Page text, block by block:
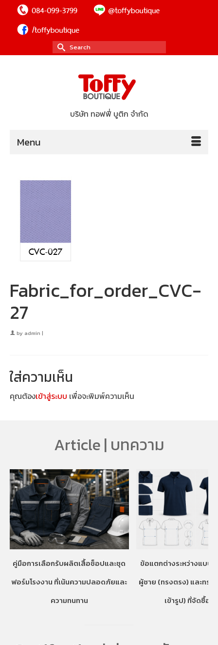
Search
for:
บริษัท ทอฟฟี่ บูติก จำกัด
Menu
Fabric_for_order_CVC-
27
by admin |
ใส่ความเห็น
คุณต้องเข้าสู่ระบบ เพื่อจะพิมพ์ความเห็น
Article | บทความ
คู่มือการเลือกรับผลิตเสื้อช็อปและชุด
ฟอร์มโรงงาน ที่เน้นความปลอดภัยและ
ความทนทาน
ข้อแตกต่างระหว่างแบบเ
ผู้ชาย (ทรงตรง) และทร
เข้ารูป) ที่จัดซื้อค